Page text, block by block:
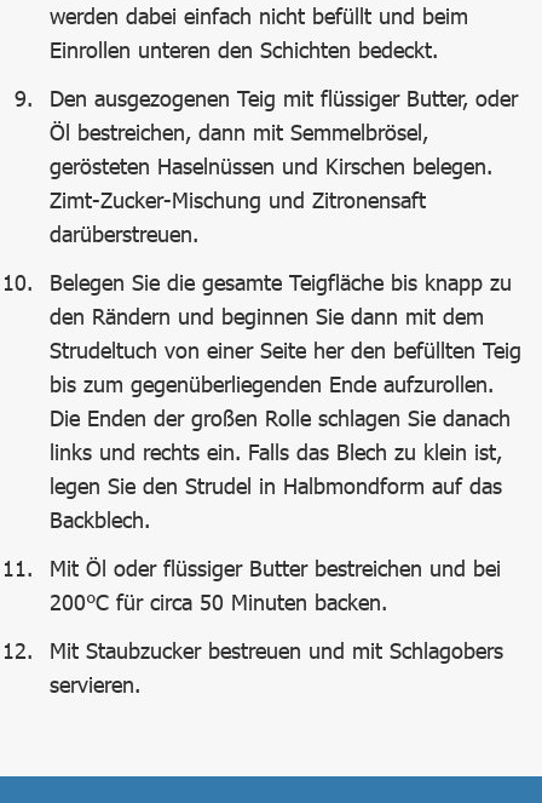
werden dabei einfach nicht befüllt und beim
Einrollen unteren den Schichten bedeckt.
Den ausgezogenen Teig mit flüssiger Butter, oder
Öl bestreichen, dann mit Semmelbrösel,
gerösteten Haselnüssen und Kirschen belegen.
Zimt-Zucker-Mischung und Zitronensaft
darüberstreuen.
Belegen Sie die gesamte Teigfläche bis knapp zu
den Rändern und beginnen Sie dann mit dem
Strudeltuch von einer Seite her den befüllten Teig
bis zum gegenüberliegenden Ende aufzurollen.
Die Enden der großen Rolle schlagen Sie danach
links und rechts ein. Falls das Blech zu klein ist,
legen Sie den Strudel in Halbmondform auf das
Backblech.
Mit Öl oder flüssiger Butter bestreichen und bei
200°C für circa 50 Minuten backen.
Mit Staubzucker bestreuen und mit Schlagobers
servieren.